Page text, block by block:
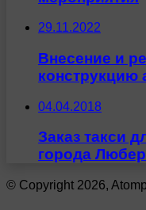
29.11.2022
Внесение и
конструкцию
04.04.2018
Заказ такси
города
© Copyright 2026,